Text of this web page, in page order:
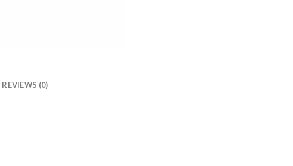
REVIEWS (0)